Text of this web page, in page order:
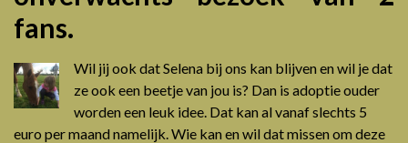
fans.
Wil jij ook dat Selena bij ons kan blijven en wil je dat
ze ook een beetje van jou is? Dan is adoptie ouder
worden een leuk idee. Dat kan al vanaf slechts 5
euro per maand namelijk. Wie kan en wil dat missen om deze